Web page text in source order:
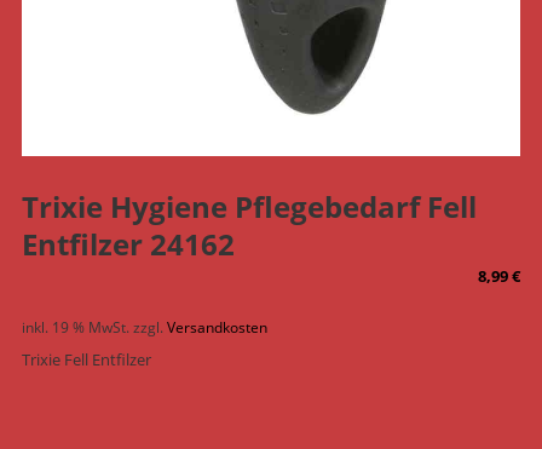
Trixie Hygiene Pflegebedarf Fell
Entfilzer 24162
8,99€
inkl. 19 % MwSt.zzgl.Versandkosten
Trixie Fell Entfilzer